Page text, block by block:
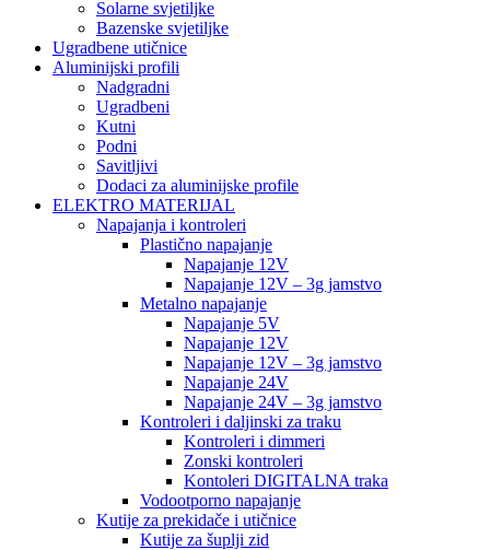
Solarne svjetiljke
Bazenske svjetiljke
Ugradbene utičnice
Aluminijski profili
Nadgradni
Ugradbeni
Kutni
Podni
Savitljivi
Dodaci za aluminijske profile
ELEKTRO MATERIJAL
Napajanja i kontroleri
Plastično napajanje
Napajanje 12V
Napajanje 12V – 3g jamstvo
Metalno napajanje
Napajanje 5V
Napajanje 12V
Napajanje 12V – 3g jamstvo
Napajanje 24V
Napajanje 24V – 3g jamstvo
Kontroleri i daljinski za traku
Kontroleri i dimmeri
Zonski kontroleri
Kontoleri DIGITALNA traka
Vodootporno napajanje
Kutije za prekidače i utičnice
Kutije za šuplji zid